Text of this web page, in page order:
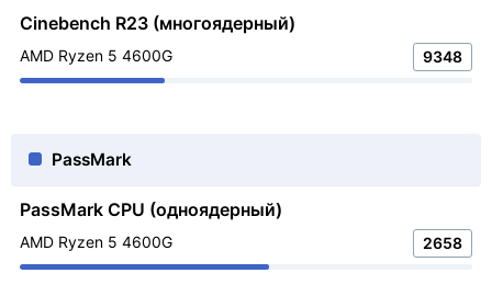
Cinebench R23 (многоядерный)
AMD Ryzen 5 4600G 9348
PassMark
PassMark CPU (одноядерный)
AMD Ryzen 5 4600G 2658